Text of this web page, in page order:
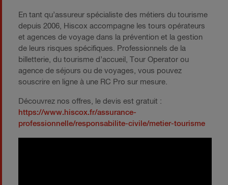
En tant qu’assureur spécialiste des métiers du tourisme
depuis 2006, Hiscox accompagne les tours opérateurs
et agences de voyage dans la prévention et la gestion
de leurs risques spécifiques. Professionnels de la
billetterie, du tourisme d’accueil, Tour Operator ou
agence de séjours ou de voyages, vous pouvez
souscrire en ligne à une RC Pro sur mesure.
Découvrez nos offres, le devis est gratuit :
https://www.hiscox.fr/assurance-
professionnelle/responsabilite-civile/metier-tourisme